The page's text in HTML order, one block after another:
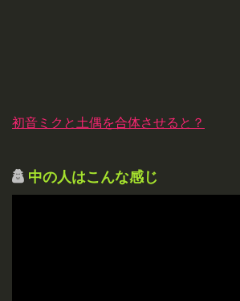
初音ミクと土偶を合体させると？
中の人はこんな感じ